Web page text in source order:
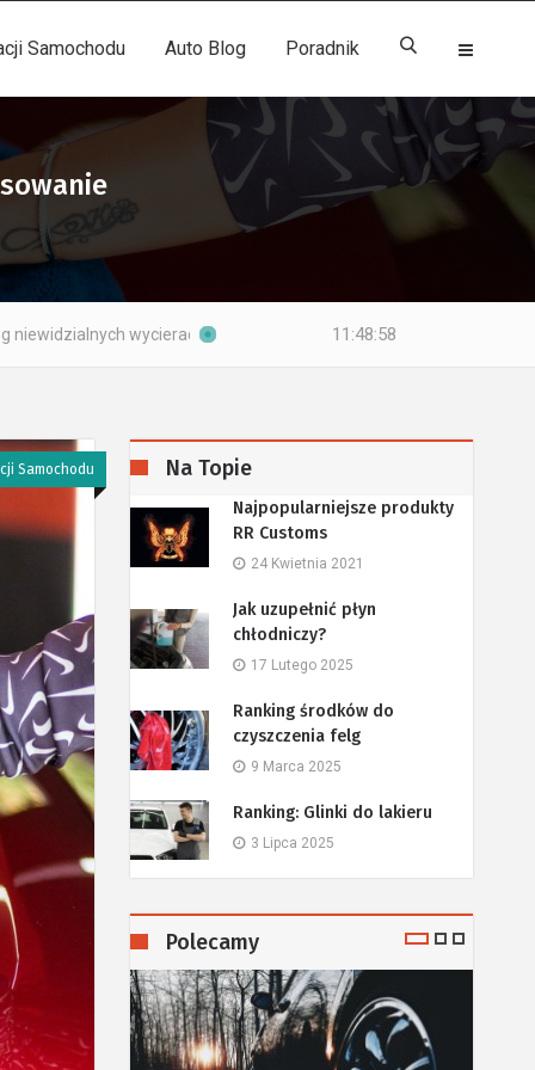
Samochodu Auto Blog Poradnik
samochodowych Ranking past polerskich
11:48:59
Samochodu Na Topie
Najpopularniejsze produkty
RR Customs
24 Kwietnia 2021
Jak uzupełnić płyn
chłodniczy?
17 Lutego 2025
Ranking środków do
czyszczenia felg
9 Marca 2025
Ranking: Glinki do lakieru
3 Lipca 2025
Polecamy